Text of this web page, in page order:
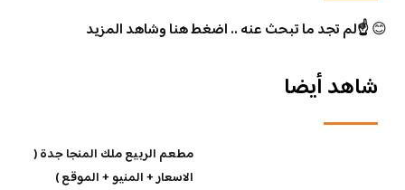
😊☝️لم تجد ما تبحث عنه .. اضغط هنا وشاهد المزيد
شاهد أيضا
مطعم الربيع ملك المنجا جدة (
الاسعار + المنيو + الموقع )